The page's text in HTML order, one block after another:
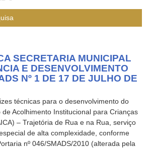
SECRETARIA MUNICIPAL
E DESENVOLVIMENTO
Nº 1 DE 17 DE JULHO DE
técnicas para o desenvolvimento do
Acolhimento Institucional para Crianças
– Trajetória de Rua e na Rua, serviço
de alta complexidade, conforme
nº 046/SMADS/2010 (alterada pela